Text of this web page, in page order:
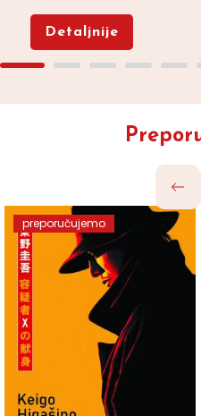
Detaljnije
preporučujemo